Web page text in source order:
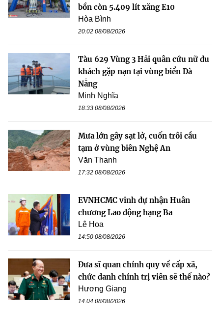
bồn còn 5.409 lít xăng E10
Hòa Bình
20:02 08/08/2026
Tàu 629 Vùng 3 Hải quân cứu nữ du
khách gặp nạn tại vùng biển Đà
Nẵng
Minh Nghĩa
18:33 08/08/2026
Mưa lớn gây sạt lở, cuốn trôi cầu
tạm ở vùng biên Nghệ An
Văn Thanh
17:32 08/08/2026
EVNHCMC vinh dự nhận Huân
chương Lao động hạng Ba
Lê Hoa
14:50 08/08/2026
Đưa sĩ quan chính quy về cấp xã,
chức danh chính trị viên sẽ thế nào?
Hương Giang
14:04 08/08/2026